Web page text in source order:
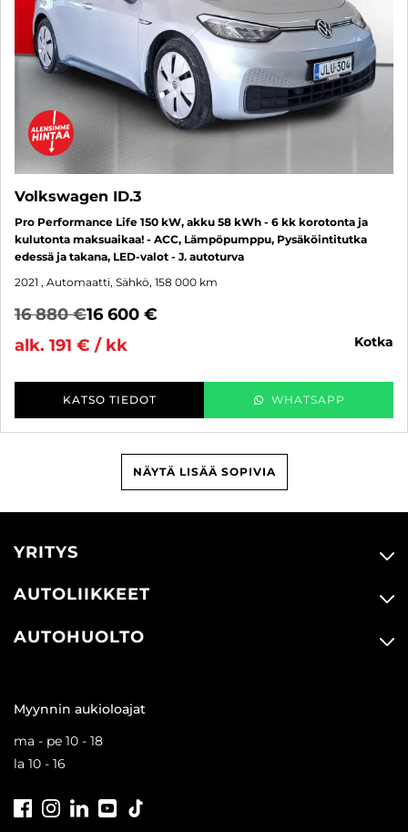
Volkswagen ID.3
Pro Performance Life 150 kW, akku 58 kWh - 6 kk korotonta ja
kulutonta maksuaikaa! - ACC, Lämpöpumppu, Pysäköintitutka
edessä ja takana, LED-valot - J. autoturva
2021 , Automaatti, Sähkö, 158 000 km
16 880 €16 600 €
alk. 191 € / kk
kotka
KATSO TIEDOT WHATSAPP
NÄYTÄ LISÄÄ SOPIVIA
YRITYS
AUTOLIIKKEET
AUTOHUOLTO
Myynnin aukioloajat
ma - pe 10 - 18
la 10 - 16
FacebookInstagramLinkedInYoutube